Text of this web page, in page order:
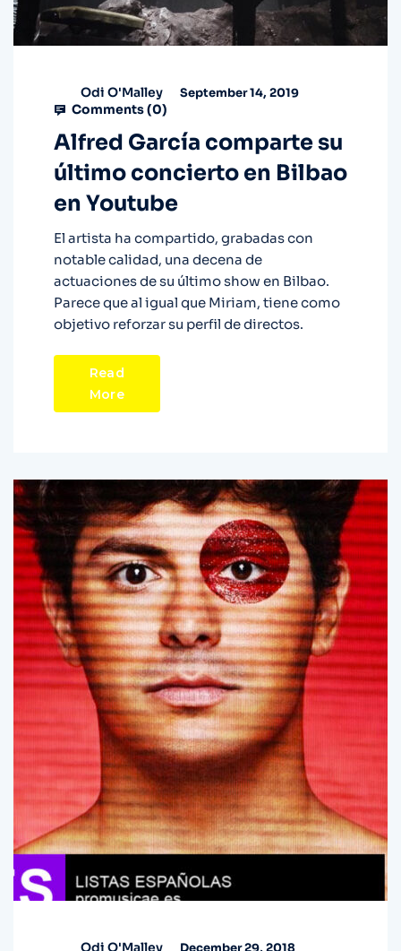
Odi O'Malley September 14, 2019
Comments (0)
Alfred García comparte su
último concierto en Bilbao
en Youtube
El artista ha compartido, grabadas con
notable calidad, una decena de
actuaciones de su último show en Bilbao.
Parece que al igual que Miriam, tiene como
objetivo reforzar su perfil de directos.
Read
More
Odi O'Malley December 29, 2018